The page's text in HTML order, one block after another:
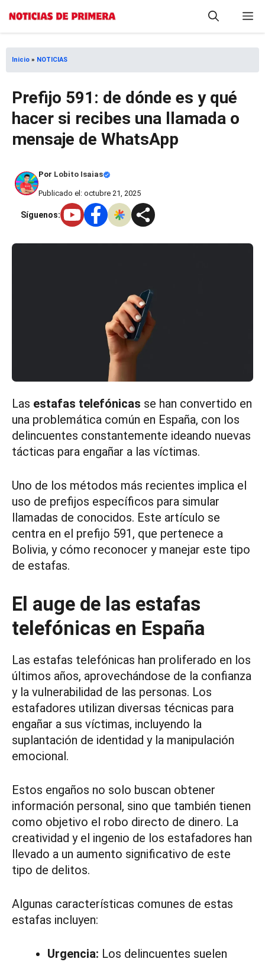
Saltar
contenido
Inicio » NOTICIAS
Prefijo 591: de dónde es y qué
hacer si recibes una llamada o
mensaje de WhatsApp
Por Lobito Isaias
Publicado el: octubre 21, 2025
Síguenos:
Las estafas telefónicas se han convertido en
una problemática común en España, con los
delincuentes constantemente ideando nuevas
tácticas para engañar a las víctimas.
Uno de los métodos más recientes implica el
uso de prefijos específicos para simular
llamadas de conocidos. Este artículo se
centra en el prefijo 591, que pertenece a
Bolivia, y cómo reconocer y manejar este tipo
de estafas.
El auge de las estafas
telefónicas en España
Las estafas telefónicas han proliferado en los
últimos años, aprovechándose de la confianza
y la vulnerabilidad de las personas. Los
estafadores utilizan diversas técnicas para
engañar a sus víctimas, incluyendo la
suplantación de identidad y la manipulación
emocional.
Estos engaños no solo buscan obtener
información personal, sino que también tienen
como objetivo el robo directo de dinero. La
creatividad y el ingenio de los estafadores han
llevado a un aumento significativo de este
tipo de delitos.
Algunas características comunes de estas
estafas incluyen:
Urgencia: Los delincuentes suelen